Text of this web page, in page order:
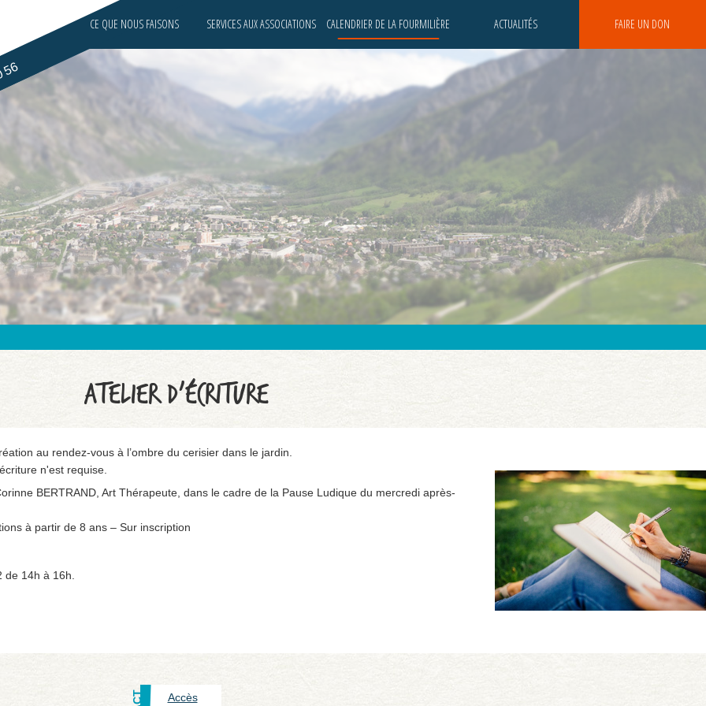
CE QUE NOUS FAISONS SERVICES AUX ASSOCIATIONS CALENDRIER DE LA FOURMILIÈRE ACTUALITÉS FAIRE UN DON
ATELIER D’ÉCRITURE
au rendez-vous à l’ombre du cerisier dans le jardin.
n'est requise.
BERTRAND, Art Thérapeute, dans le cadre de la Pause Ludique du mercredi après-
à partir de 8 ans – Sur inscription
14h à 16h.
Accès